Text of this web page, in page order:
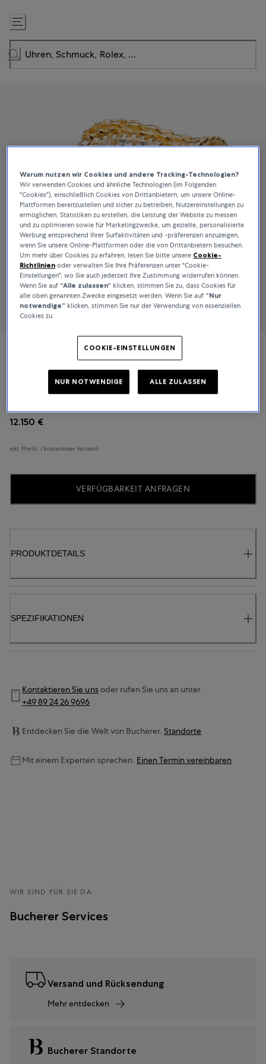
Zum
Inhalt
springen
Serpent Boheme
12.150 €
inkl. MwSt. / kostenloser Versand
VERFÜGBARKEIT ANFRAGEN
PRODUKTDETAILS
SPEZIFIKATIONEN
Kontaktieren Sie unsoder rufen Sie uns an unter
+49 89 24 26 9696
Entdecken Sie die Welt von Bucherer. Standorte
Mit einem Experten sprechen. Einen Termin vereinbaren
WIR SIND FÜR SIE DA
Bucherer Services
Versand und Rücksendung
Mehr entdecken
Bucherer Standorte
Warum nutzen wir Cookies und andere Tracking-Technologien?
Wir verwenden Cookies und ähnliche Technologien (im Folgenden
"Cookies"), einschließlich Cookies von Drittanbietern, um unsere Online-
Plattformen bereitzustellen und sicher zu betreiben, Nutzereinstellungen zu
ermöglichen, Statistiken zu erstellen, die Leistung der Website zu messen
und zu optimieren sowie für Marketingzwecke, um gezielte, personalisierte
Werbung entsprechend Ihrer Surfaktivitäten und -präferenzen anzuzeigen,
wenn Sie unsere Online-Plattformen oder die von Drittanbietern besuchen.
Um mehr über Cookies zu erfahren, lesen Sie bitte unsere Cookie-
Richtlinien oder verwalten Sie Ihre Präferenzen unter "Cookie-
Einstellungen", wo Sie auch jederzeit Ihre Zustimmung widerrufen können.
Wenn Sie auf “Alle zulassen“ klicken, stimmen Sie zu, dass Cookies für
alle oben genannten Zwecke eingesetzt werden. Wenn Sie auf “Nur
notwendige” klicken, stimmen Sie nur der Verwendung von essenziellen
Cookies zu.
COOKIE-EINSTELLUNGEN
NUR NOTWENDIGE ALLE ZULASSEN